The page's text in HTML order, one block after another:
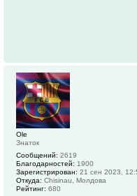
Ole
Знаток
Сообщений: 2619
Благодарностей: 1900
Зарегистрирован: 21 сен 2023,
Откуда: Chisinau, Молдова
Рейтинг: 680